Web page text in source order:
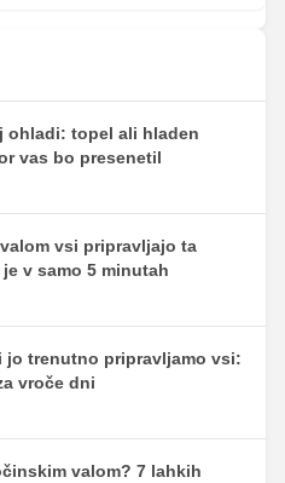
ohladi: topel ali hladen
vas bo presenetil
vsi pripravljajo ta
v samo 5 minutah
jo trenutno pripravljamo vsi:
vroče dni
valom? 7 lahkih